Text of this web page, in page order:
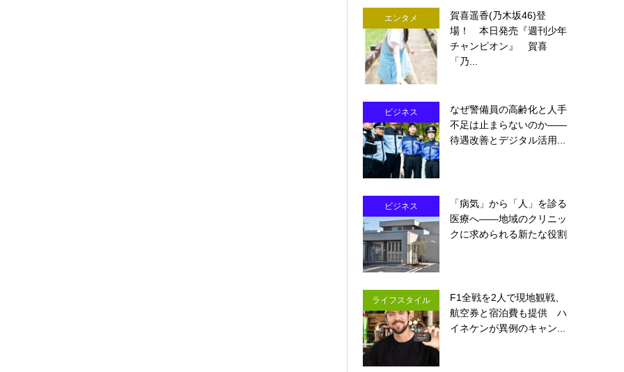
エンタメ
賀喜遥香(乃木坂46)登
場！ 本日発売『週刊少年
チャンピオン』 賀喜
「乃...
ビジネス
なぜ警備員の高齢化と人手
不足は止まらないのか――
待遇改善とデジタル活用...
ビジネス
「病気」から「人」を診る
医療へ――地域のクリニッ
クに求められる新たな役割
ライフスタイル
F1全戦を2人で現地観戦、
航空券と宿泊費も提供 ハ
イネケンが異例のキャン...